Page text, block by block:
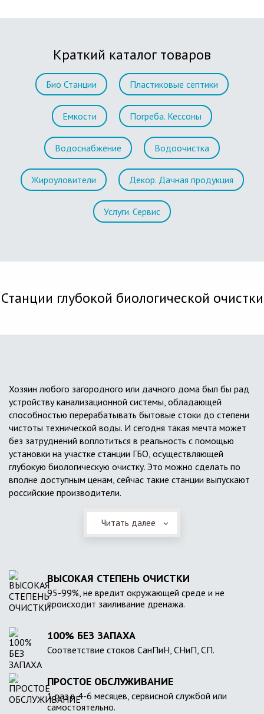
Краткий каталог товаров
Био Станции Пластиковые септики
Емкости Погреба. Кессоны
Водоснабжение Водоочистка
Жироуловители Декор. Дачная продукция
Услуги. Сервис
Станции глубокой биологической очистки
Хозяин любого загородного или дачного дома был бы рад
устройству канализационной системы, обладающей
способностью перерабатывать бытовые стоки до степени
чистоты технической воды. И сегодня такая мечта может
без затруднений воплотиться в реальность с помощью
установки на участке станции ГБО, осуществляющей
глубокую биологическую очистку. Это можно сделать по
вполне доступным ценам, сейчас такие станции выпускают
российские производители.
Читать далее
ВЫСОКАЯ СТЕПЕНЬ ОЧИСТКИ
95-99%, не вредит окружающей среде и не
происходит заиливание дренажа.
100% БЕЗ ЗАПАХА
Соответствие стоков СанПиН, СНиП, СП.
ПРОСТОЕ ОБСЛУЖИВАНИЕ
1 раз в 4-6 месяцев, сервисной службой или
самостоятельно.